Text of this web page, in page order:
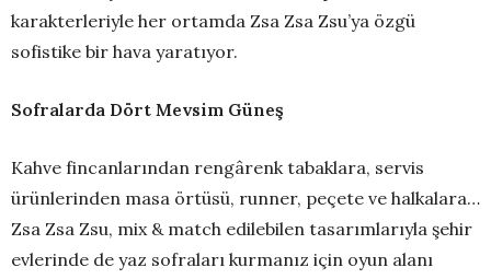
karakterleriyle her ortamda Zsa Zsa Zsu’ya özgü
sofistike bir hava yaratıyor.
Sofralarda Dört Mevsim Güneş
Kahve fincanlarından rengârenk tabaklara, servis
ürünlerinden masa örtüsü, runner, peçete ve halkalara…
Zsa Zsa Zsu, mix & match edilebilen tasarımlarıyla şehir
evlerinde de yaz sofraları kurmanız için oyun alanı